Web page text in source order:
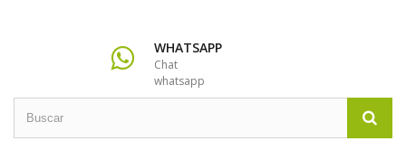
WHATSAPP
Chat
whatsapp